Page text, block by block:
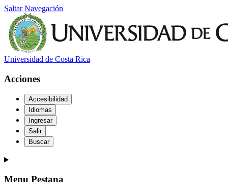
Saltar Navegación
Universidad de Costa Rica
Acciones
Accesibilidad
Idiomas
Ingresar
Salir
Buscar
Menu Pestana